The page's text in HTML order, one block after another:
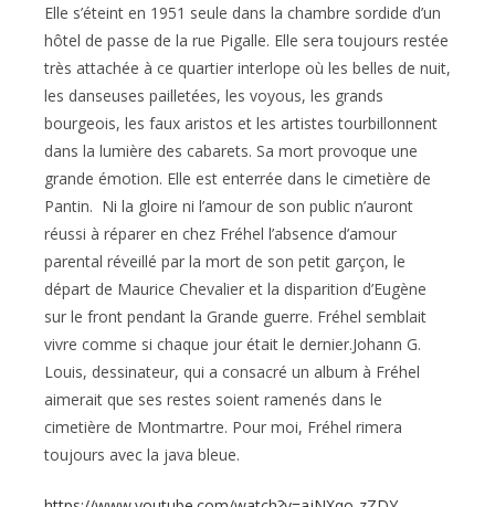
Elle s’éteint en 1951 seule dans la chambre sordide d’un
hôtel de passe de la rue Pigalle. Elle sera toujours restée
très attachée à ce quartier interlope où les belles de nuit,
les danseuses pailletées, les voyous, les grands
bourgeois, les faux aristos et les artistes tourbillonnent
dans la lumière des cabarets. Sa mort provoque une
grande émotion. Elle est enterrée dans le cimetière de
Pantin. Ni la gloire ni l’amour de son public n’auront
réussi à réparer en chez Fréhel l’absence d’amour
parental réveillé par la mort de son petit garçon, le
départ de Maurice Chevalier et la disparition d’Eugène
sur le front pendant la Grande guerre. Fréhel semblait
vivre comme si chaque jour était le dernier.Johann G.
Louis, dessinateur, qui a consacré un album à Fréhel
aimerait que ses restes soient ramenés dans le
cimetière de Montmartre. Pour moi, Fréhel rimera
toujours avec la java bleue.